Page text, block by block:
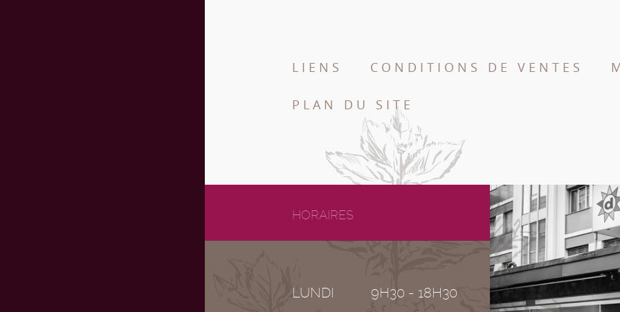
LIENS CONDITIONS DE VENTES
PLAN DU SITE
HORAIRES
LUNDI 9H30 - 18H30